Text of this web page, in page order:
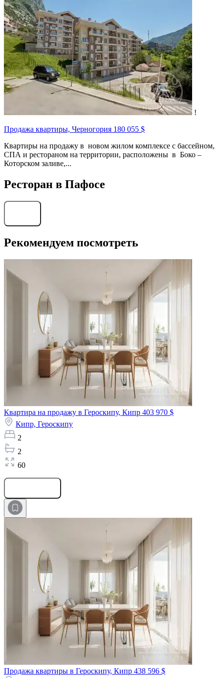
!
Продажа квартиры, Черногория 180 055 $
Квартиры на продажу в новом жилом комплексе с бассейном,
СПА и рестораном на территории, расположены в Боко –
Которском заливе,...
Ресторан в Пафосе
Рекомендуем посмотреть
Квартира на продажу в Героскипу, Кипр 403 970 $
Кипр, Героскипу
2
2
60
Продажа квартиры в Героскипу, Кипр 438 596 $